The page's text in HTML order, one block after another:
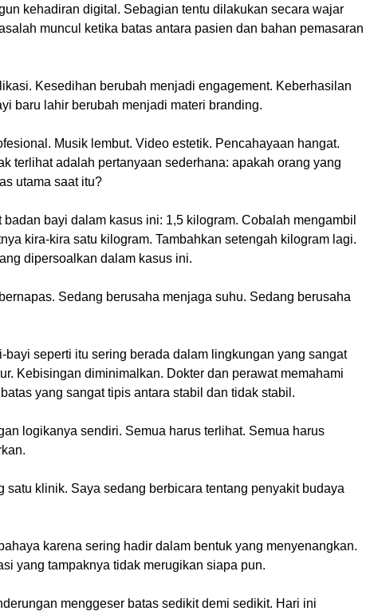
kehadiran digital. Sebagian tentu dilakukan secara wajar
muncul ketika batas antara pasien dan bahan pemasaran
Kesedihan berubah menjadi engagement. Keberhasilan
baru lahir berubah menjadi materi branding.
Musik lembut. Video estetik. Pencahayaan hangat.
terlihat adalah pertanyaan sederhana: apakah orang yang
utama saat itu?
bayi dalam kasus ini: 1,5 kilogram. Cobalah mengambil
kira-kira satu kilogram. Tambahkan setengah kilogram lagi.
dipersoalkan dalam kasus ini.
Sedang berusaha menjaga suhu. Sedang berusaha
bayi seperti itu sering berada dalam lingkungan yang sangat
Kebisingan diminimalkan. Dokter dan perawat memahami
yang sangat tipis antara stabil dan tidak stabil.
logikanya sendiri. Semua harus terlihat. Semua harus
satu klinik. Saya sedang berbicara tentang penyakit budaya
karena sering hadir dalam bentuk yang menyenangkan.
yang tampaknya tidak merugikan siapa pun.
menggeser batas sedikit demi sedikit. Hari ini